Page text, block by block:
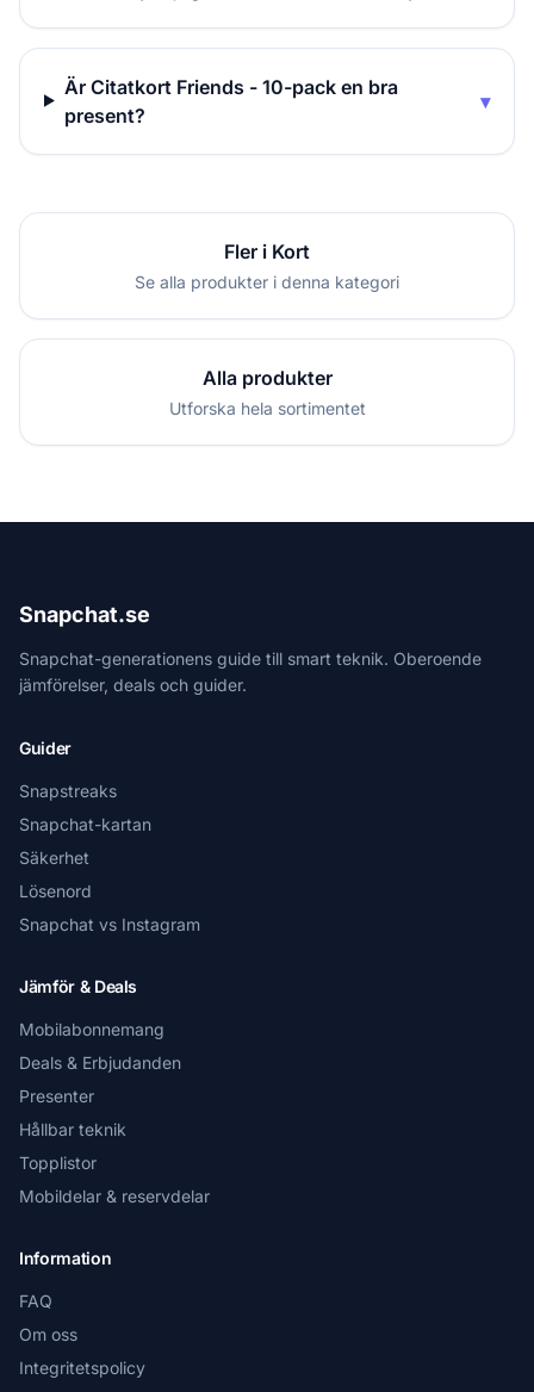
Är Citatkort Friends - 10-pack en bra
present?
▾
Fler i Kort
Se alla produkter i denna kategori
Alla produkter
Utforska hela sortimentet
Snapchat.se
Snapchat-generationens guide till smart teknik. Oberoende
jämförelser, deals och guider.
Guider
Snapstreaks
Snapchat-kartan
Säkerhet
Lösenord
Snapchat vs Instagram
Jämför & Deals
Mobilabonnemang
Deals & Erbjudanden
Presenter
Hållbar teknik
Topplistor
Mobildelar & reservdelar
Information
FAQ
Om oss
Integritetspolicy